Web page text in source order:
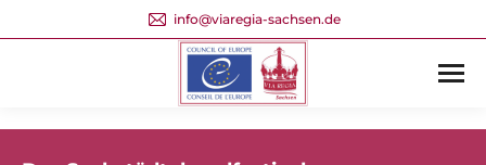
info@viaregia-sachsen.de